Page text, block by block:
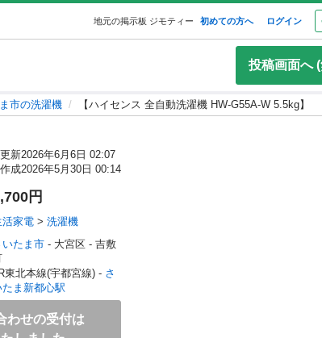
地元の掲示板 ジモティー 初めての方へ ログイン
投稿画面へ
市の洗濯機 【ハイセンス 全自動洗濯機 HW-G55A-W 5.5kg】
更新2026年6月6日 02:07
作成2026年5月30日 00:14
円
活家電 > 洗濯機
いたま市 - 大宮区 - 吉敷
東北本線(宇都宮線) - さ
たま新都心駅
わせの受付は